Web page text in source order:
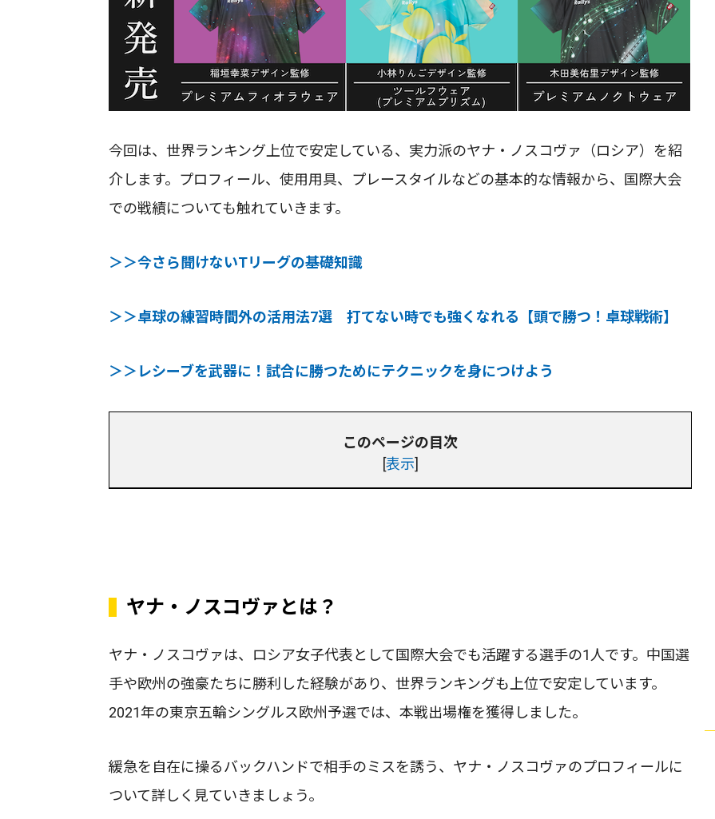
今回は、世界ランキング上位で安定している、実力派のヤナ・ノスコヴァ（ロシア）を紹
介します。プロフィール、使用用具、プレースタイルなどの基本的な情報から、国際大会
での戦績についても触れていきます。
＞＞今さら聞けないTリーグの基礎知識
＞＞卓球の練習時間外の活用法7選 打てない時でも強くなれる【頭で勝つ！卓球戦術】
＞＞レシーブを武器に！試合に勝つためにテクニックを身につけよう
このページの目次
[表示]
ヤナ・ノスコヴァとは？
ヤナ・ノスコヴァは、ロシア女子代表として国際大会でも活躍する選手の1人です。中国選
手や欧州の強豪たちに勝利した経験があり、世界ランキングも上位で安定しています。
2021年の東京五輪シングルス欧州予選では、本戦出場権を獲得しました。
緩急を自在に操るバックハンドで相手のミスを誘う、ヤナ・ノスコヴァのプロフィールに
ついて詳しく見ていきましょう。